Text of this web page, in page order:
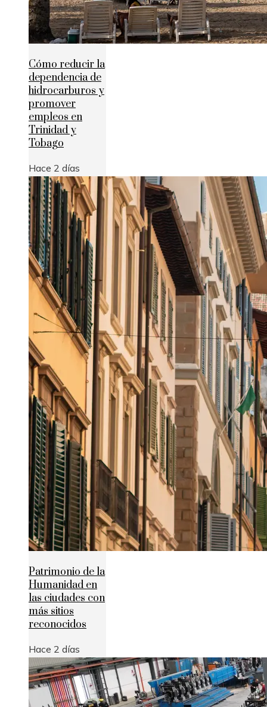
Cómo reducir la
dependencia de
hidrocarburos y
promover
empleos en
Trinidad y
Tobago
Hace 2 días
Patrimonio de la
Humanidad en
las ciudades con
más sitios
reconocidos
Hace 2 días